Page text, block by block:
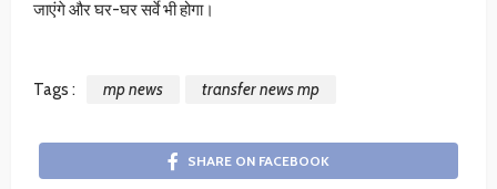
जाएंगे और घर-घर सर्वे भी होगा।
Tags : mp news transfer news mp
SHARE ON FACEBOOK